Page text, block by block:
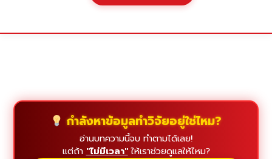
กำลังหาข้อมูลทำวิจัยอยู่ใช่ไหม?
อ่านบทความนี้จบ ทำตามได้เลย!
แต่ถ้า "ไม่มีเวลา"ให้เราช่วยดูแลให้ไหม?